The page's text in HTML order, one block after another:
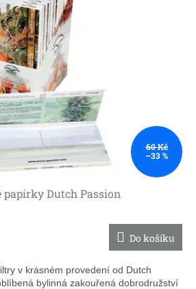
60 Kč
–33 %
papírky Dutch Passion
Do košíku
v krásném provedení od Dutch
bylinná zakouřená dobrodružství